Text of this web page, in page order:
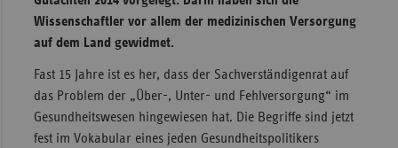
Wissenschaftler vor allem der medizinischen Versorgung
auf dem Land gewidmet.
Fast 15 Jahre ist es her, dass der Sachverständigenrat auf
das Problem der „Über-, Unter- und Fehlversorgung“ im
Gesundheitswesen hingewiesen hat. Die Begriffe sind jetzt
fest im Vokabular eines jeden Gesundheitspolitikers